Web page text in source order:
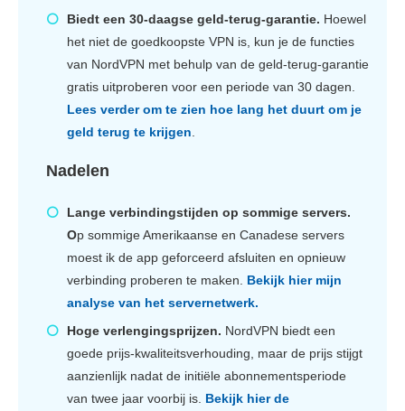
Biedt een 30-daagse geld-terug-garantie. Hoewel
het niet de goedkoopste VPN is, kun je de functies
van NordVPN met behulp van de geld-terug-garantie
gratis uitproberen voor een periode van 30 dagen.
Lees verder om te zien hoe lang het duurt om je
geld terug te krijgen.
Nadelen
Lange verbindingstijden op sommige servers.
Op sommige Amerikaanse en Canadese servers
moest ik de app geforceerd afsluiten en opnieuw
verbinding proberen te maken. Bekijk hier mijn
analyse van het servernetwerk.
Hoge verlengingsprijzen. NordVPN biedt een
goede prijs-kwaliteitsverhouding, maar de prijs stijgt
aanzienlijk nadat de initiële abonnementsperiode
van twee jaar voorbij is. Bekijk hier de